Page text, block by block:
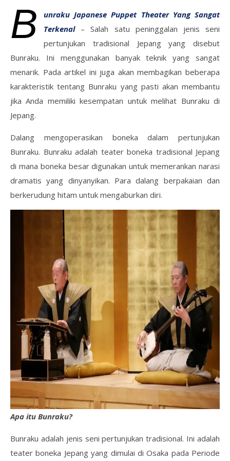
B
unraku Japanese Puppet Theater Yang Sangat
Terkenal– Salah satu peninggalan jenis seni
pertunjukan tradisional Jepang yang disebut
Bunraku. Ini menggunakan banyak teknik yang sangat
menarik. Pada artikel ini juga akan membagikan beberapa
karakteristik tentang Bunraku yang pasti akan membantu
jika Anda memiliki kesempatan untuk melihat Bunraku di
Jepang.
Dalang mengoperasikan boneka dalam pertunjukan
Bunraku. Bunraku adalah teater boneka tradisional Jepang
di mana boneka besar digunakan untuk memerankan narasi
dramatis yang dinyanyikan. Para dalang berpakaian dan
berkerudung hitam untuk mengaburkan diri.
Apa itu Bunraku?
Bunraku adalah jenis seni pertunjukan tradisional. Ini adalah
teater boneka Jepang yang dimulai di Osaka pada Periode